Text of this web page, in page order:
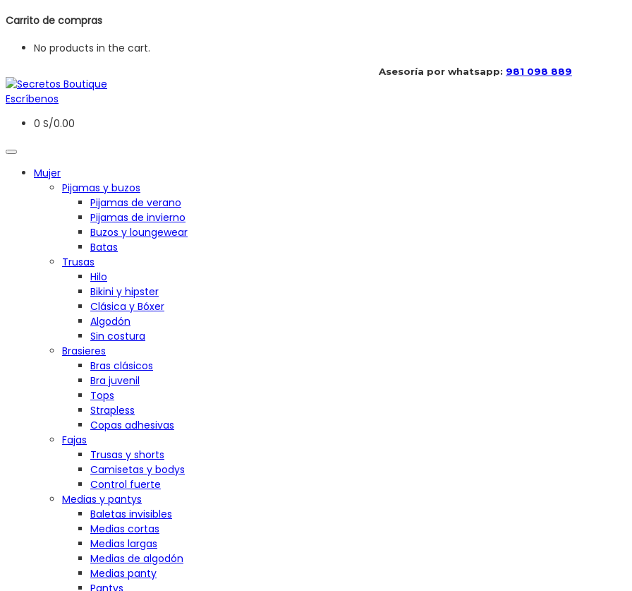
Carrito de compras
No products in the cart.
Asesoría por whatsapp: 981 098 889
Escríbenos
0 S/0.00
Mujer
Pijamas y buzos
Pijamas de verano
Pijamas de invierno
Buzos y loungewear
Batas
Trusas
Hilo
Bikini y hipster
Clásica y Bóxer
Algodón
Sin costura
Brasieres
Bras clásicos
Bra juvenil
Tops
Strapless
Copas adhesivas
Fajas
Trusas y shorts
Camisetas y bodys
Control fuerte
Medias y pantys
Baletas invisibles
Medias cortas
Medias largas
Medias de algodón
Medias panty